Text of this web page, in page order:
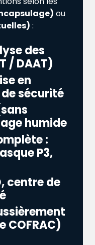
ou
:
des
/ DAAT)
en
de sécurité
humide
:
P3,
centre de